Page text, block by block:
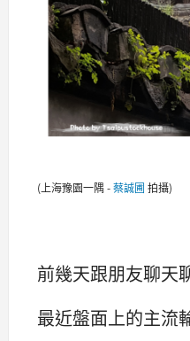
(上海豫園一隅 -蔡誠圃 拍攝)
前幾天跟朋友聊天
最近盤面上的主流